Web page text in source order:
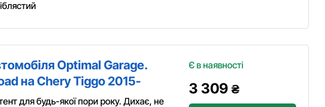
Optimal Garage.
на Chery Tiggo 2015-
для будь-якої пори року. Дихає, не
Є в наявності
3 309 ₴